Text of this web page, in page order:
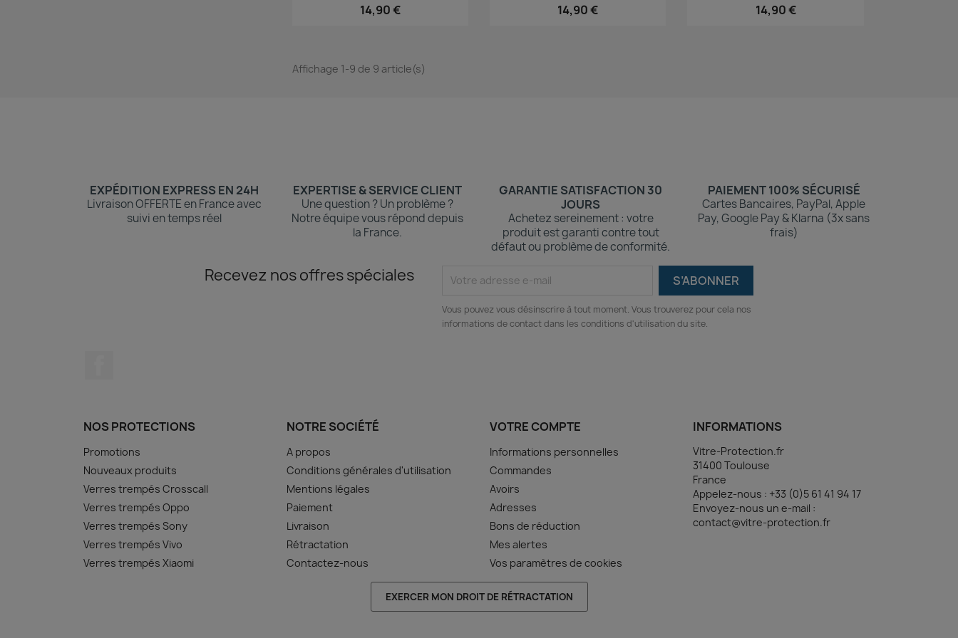
14,90 € 14,90 € 14,90 €
Affichage 1-9 de 9 article(s)
EXPÉDITION EXPRESS EN 24H
Livraison OFFERTE en France avec
suivi en temps réel
EXPERTISE & SERVICE CLIENT
Une question ? Un problème ?
Notre équipe vous répond depuis
la France.
GARANTIE SATISFACTION 30
JOURS
Achetez sereinement : votre
produit est garanti contre tout
défaut ou problème de conformité.
PAIEMENT 100% SÉCURISÉ
Cartes Bancaires, PayPal, Apple
Pay, Google Pay & Klarna (3x sans
frais)
Recevez nos offres spéciales
Vous pouvez vous désinscrire à tout moment. Vous trouverez pour cela nos
informations de contact dans les conditions d'utilisation du site.
NOS PROTECTIONS
Promotions
Nouveaux produits
Verres trempés Crosscall
Verres trempés Oppo
Verres trempés Sony
Verres trempés Vivo
Verres trempés Xiaomi
NOTRE SOCIÉTÉ
A propos
Conditions générales d'utilisation
Mentions légales
Paiement
Livraison
Rétractation
Contactez-nous
VOTRE COMPTE
Informations personnelles
Commandes
Avoirs
Adresses
Bons de réduction
Mes alertes
Vos paramètres de cookies
INFORMATIONS
Vitre-Protection.fr
31400 Toulouse
France
Appelez-nous : +33 (0)5 61 41 94 17
Envoyez-nous un e-mail :
contact@vitre-protection.fr
EXERCER MON DROIT DE RÉTRACTATION